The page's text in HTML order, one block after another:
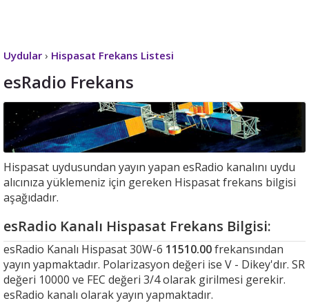
Uydular › Hispasat Frekans Listesi
esRadio Frekans
Hispasat uydusundan yayın yapan esRadio kanalını uydu
alıcınıza yüklemeniz için gereken Hispasat frekans bilgisi
aşağıdadır.
esRadio Kanalı Hispasat Frekans Bilgisi:
esRadio Kanalı Hispasat 30W-6 11510.00frekansından
yayın yapmaktadır. Polarizasyon değeri ise V - Dikey'dır. SR
değeri 10000 ve FEC değeri 3/4 olarak girilmesi gerekir.
esRadio kanalı olarak yayın yapmaktadır.